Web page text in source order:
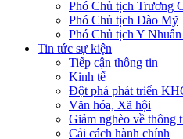
Phó Chủ tịch Trương
Phó Chủ tịch Đào Mỹ
Phó Chủ tịch Y
Tin tức sự kiện
Tiếp cận thông tin
Kinh tế
Đột phá phát triển
Văn hóa, Xã hội
Giảm nghèo về thông
Cải cách hành chính